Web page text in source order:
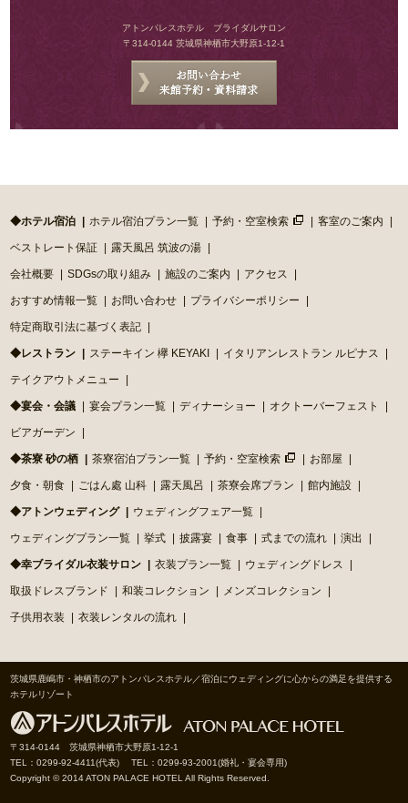
アトンパレスホテル ブライダルサロン
〒314-0144 茨城県神栖市大野原1-12-1
◆ホテル宿泊 ホテル宿泊プラン一覧 予約・空室検索 客室のご案内
ベストレート保証 露天風呂 筑波の湯
会社概要 SDGsの取り組み 施設のご案内 アクセス
おすすめ情報一覧 お問い合わせ プライバシーポリシー
特定商取引法に基づく表記
◆レストラン ステーキイン 欅 KEYAKI イタリアンレストラン ルピナス
テイクアウトメニュー
◆宴会・会議 宴会プラン一覧 ディナーショー オクトーバーフェスト
ビアガーデン
◆茶寮 砂の栖 茶寮宿泊プラン一覧 予約・空室検索 お部屋
夕食・朝食 ごはん處 山科 露天風呂 茶寮会席プラン 館内施設
◆アトンウェディング ウェディングフェア一覧
ウェディングプラン一覧 挙式 披露宴 食事 式までの流れ 演出
◆幸ブライダル衣装サロン 衣装プラン一覧 ウェディングドレス
取扱ドレスブランド 和装コレクション メンズコレクション
子供用衣装 衣装レンタルの流れ
茨城県鹿嶋市・神栖市のアトンパレスホテル／宿泊にウェディングに心からの満足を提供する
ホテルリゾート
〒314-0144 茨城県神栖市大野原1-12-1
TEL：0299-92-4411(代表) TEL：0299-93-2001(婚礼・宴会専用)
Copyright © 2014 ATON PALACE HOTEL All Rights Reserved.